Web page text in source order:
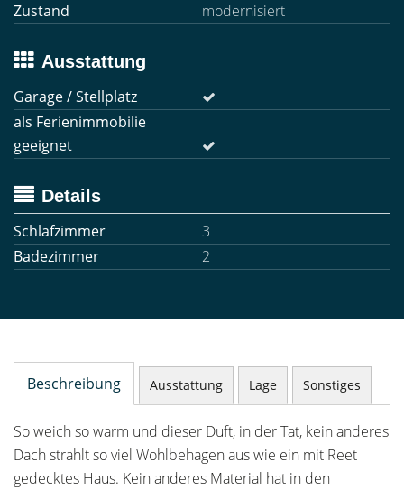
Zustand
modernisiert
Ausstattung
Garage / Stellplatz
als Ferienimmobilie
geeignet
Details
Schlafzimmer
3
Badezimmer
2
Beschreibung Ausstattung Lage Sonstiges
So weich so warm und dieser Duft, in der Tat, kein anderes
Dach strahlt so viel Wohlbehagen aus wie ein mit Reet
gedecktes Haus. Kein anderes Material hat in den